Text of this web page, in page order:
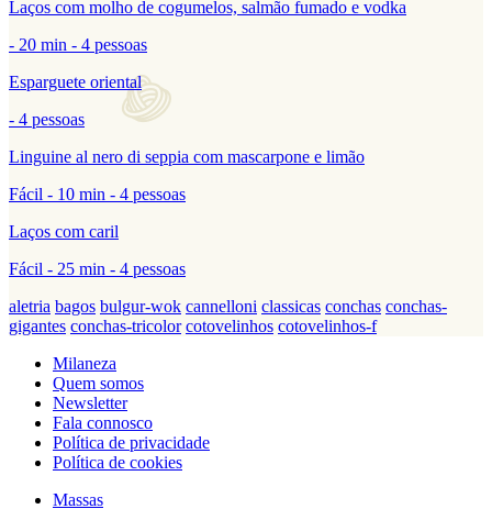
Laços com molho de cogumelos, salmão fumado e vodka
- 20 min - 4 pessoas
Esparguete oriental
- 4 pessoas
Linguine al nero di seppia com mascarpone e limão
Fácil - 10 min - 4 pessoas
Laços com caril
Fácil - 25 min - 4 pessoas
aletria bagos bulgur-wok cannelloni classicas conchas conchas-
gigantes conchas-tricolor cotovelinhos cotovelinhos-f
Milaneza
Quem somos
Newsletter
Fala connosco
Política de privacidade
Política de cookies
Massas